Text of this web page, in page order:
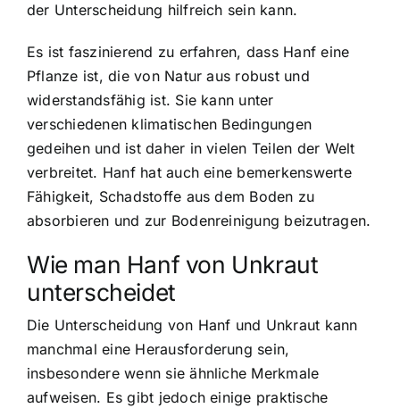
der Unterscheidung hilfreich sein kann.
Es ist faszinierend zu erfahren, dass Hanf eine
Pflanze ist, die von Natur aus robust und
widerstandsfähig ist. Sie kann unter
verschiedenen klimatischen Bedingungen
gedeihen und ist daher in vielen Teilen der Welt
verbreitet. Hanf hat auch eine bemerkenswerte
Fähigkeit, Schadstoffe aus dem Boden zu
absorbieren und zur Bodenreinigung beizutragen.
Wie man Hanf von Unkraut
unterscheidet
Die Unterscheidung von Hanf und Unkraut kann
manchmal eine Herausforderung sein,
insbesondere wenn sie ähnliche Merkmale
aufweisen. Es gibt jedoch einige praktische